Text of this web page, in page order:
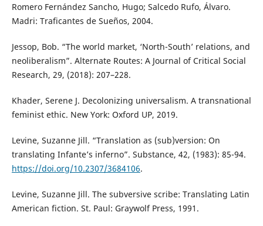
Romero Fernández Sancho, Hugo; Salcedo Rufo, Álvaro.
Madri: Traficantes de Sueños, 2004.
Jessop, Bob. “The world market, ‘North-South’ relations, and
neoliberalism”. Alternate Routes: A Journal of Critical Social
Research, 29, (2018): 207–228.
Khader, Serene J. Decolonizing universalism. A transnational
feminist ethic. New York: Oxford UP, 2019.
Levine, Suzanne Jill. “Translation as (sub)version: On
translating Infante’s inferno”. Substance, 42, (1983): 85-94.
https://doi.org/10.2307/3684106.
Levine, Suzanne Jill. The subversive scribe: Translating Latin
American fiction. St. Paul: Graywolf Press, 1991.